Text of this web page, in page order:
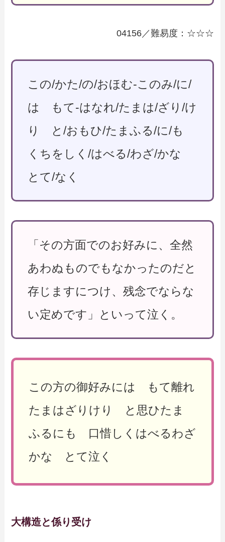
04156／難易度：☆☆☆
この/かた/の/おほむ-このみ/に/
は もて-はなれ/たまは/ざり/け
り と/おもひ/たまふる/に/も
くちをしく/はべる/わざ/かな
とて/なく
「その方面でのお好みに、全然
あわぬものでもなかったのだと
存じますにつけ、残念でならな
い定めです」といって泣く。
この方の御好みには もて離れ
たまはざりけり と思ひたま
ふるにも 口惜しくはべるわざ
かな とて泣く
大構造と係り受け